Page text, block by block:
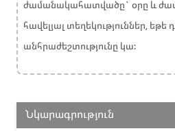
ժամանակահատվածը` օրը և
հավելյալ տեղեկություններ, եթե
անհրաժեշտությունը կա:
Նկարագրություն